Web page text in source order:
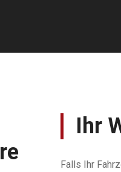
Ihr
Falls Ihr